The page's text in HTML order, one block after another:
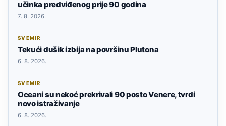
učinka predviđenog prije 90 godina
7. 8. 2026.
SVEMIR
Tekući dušik izbija na površinu Plutona
6. 8. 2026.
SVEMIR
Oceani su nekoć prekrivali 90 posto Venere, tvrdi
novo istraživanje
6. 8. 2026.